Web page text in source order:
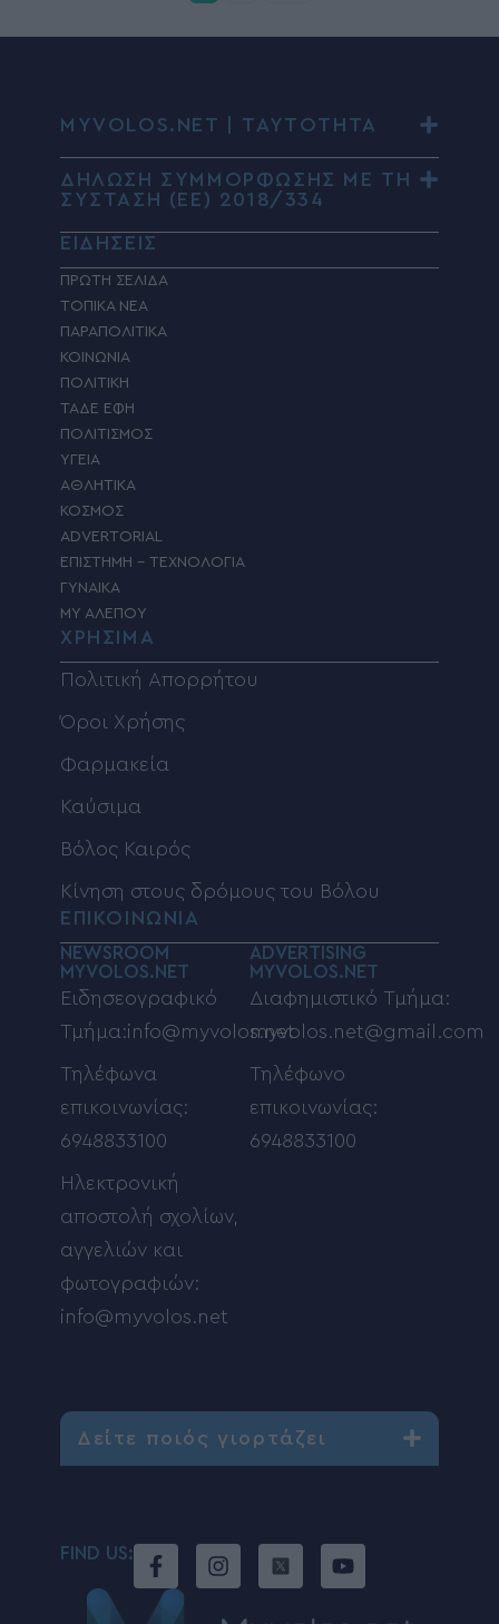
MYVOLOS.NET | ΤΑΥΤΟΤΗΤΑ
ΔΗΛΩΣΗ ΣΥΜΜΟΡΦΩΣΗΣ ΜΕ ΤΗ
ΣΥΣΤΑΣΗ (ΕΕ) 2018/334
ΕΙΔΗΣΕΙΣ
ΠΡΩΤΗ ΣΕΛΙΔΑ
ΤΟΠΙΚΑ ΝΕΑ
ΠΑΡΑΠΟΛΙΤΙΚΑ
ΚΟΙΝΩΝΙΑ
ΠΟΛΙΤΙΚΗ
ΤΑΔΕ ΕΦΗ
ΠΟΛΙΤΙΣΜΟΣ
ΥΓΕΙΑ
ΑΘΛΗΤΙΚΑ
ΚΟΣΜΟΣ
ADVERTORIAL
ΕΠΙΣΤΗΜΗ – ΤΕΧΝΟΛΟΓΙΑ
ΓΥΝΑΙΚΑ
MY ΑΛΕΠΟΥ
ΧΡΗΣΙΜΑ
Πολιτική Απορρήτου
Όροι Χρήσης
Φαρμακεία
Καύσιμα
Βόλος Καιρός
Κίνηση στους δρόμους του Βόλου
ΕΠΙΚΟΙΝΩΝΙΑ
NEWSROOM
MYVOLOS.NET
Ειδησεογραφικό
Τμήμα:info@myvolos.net
Τηλέφωνα
επικοινωνίας:
6948833100
Ηλεκτρονική
αποστολή σχολίων,
αγγελιών και
φωτογραφιών:
info@myvolos.net
ADVERTISING
MYVOLOS.NET
Διαφημιστικό Τμήμα:
myvolos.net@gmail.com
Τηλέφωνο
επικοινωνίας:
6948833100
Δείτε ποιός γιορτάζει
FIND US: